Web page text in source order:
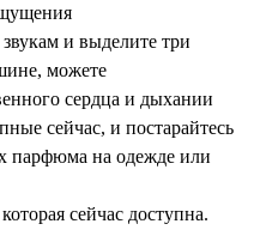
и выделите три
можете
сердца и дыхании
сейчас, и постарайтесь
парфюма на одежде или
сейчас доступна.